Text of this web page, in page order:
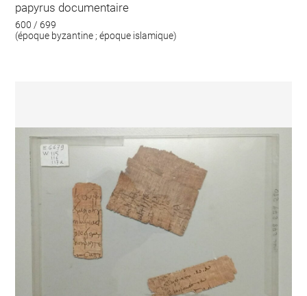
papyrus documentaire
600 / 699
(époque byzantine ; époque islamique)